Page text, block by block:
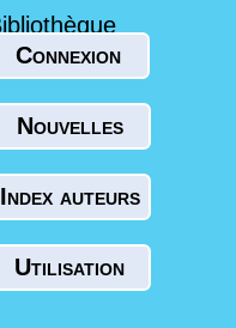
Connexion
Nouvelles
Index auteurs
Utilisation